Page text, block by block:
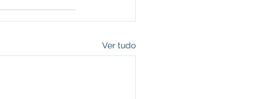
Ver tudo